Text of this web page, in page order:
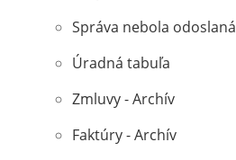
Správa nebola odoslaná
Úradná tabuľa
Zmluvy - Archív
Faktúry - Archív